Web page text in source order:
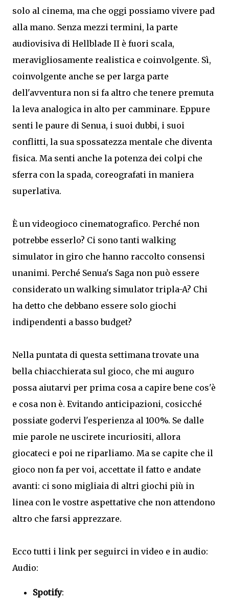
solo al cinema, ma che oggi possiamo vivere pad
alla mano. Senza mezzi termini, la parte
audiovisiva di Hellblade II è fuori scala,
meravigliosamente realistica e coinvolgente. Sì,
coinvolgente anche se per larga parte
dell'avventura non si fa altro che tenere premuta
la leva analogica in alto per camminare. Eppure
senti le paure di Senua, i suoi dubbi, i suoi
conflitti, la sua spossatezza mentale che diventa
fisica. Ma senti anche la potenza dei colpi che
sferra con la spada, coreografati in maniera
superlativa.
È un videogioco cinematografico. Perché non
potrebbe esserlo? Ci sono tanti walking
simulator in giro che hanno raccolto consensi
unanimi. Perché Senua's Saga non può essere
considerato un walking simulator tripla-A? Chi
ha detto che debbano essere solo giochi
indipendenti a basso budget?
Nella puntata di questa settimana trovate una
bella chiacchierata sul gioco, che mi auguro
possa aiutarvi per prima cosa a capire bene cos'è
e cosa non è. Evitando anticipazioni, cosicché
possiate godervi l'esperienza al 100%. Se dalle
mie parole ne uscirete incuriositi, allora
giocateci e poi ne riparliamo. Ma se capite che il
gioco non fa per voi, accettate il fatto e andate
avanti: ci sono migliaia di altri giochi più in
linea con le vostre aspettative che non attendono
altro che farsi apprezzare.
Ecco tutti i link per seguirci in video e in audio:
Audio:
Spotify: